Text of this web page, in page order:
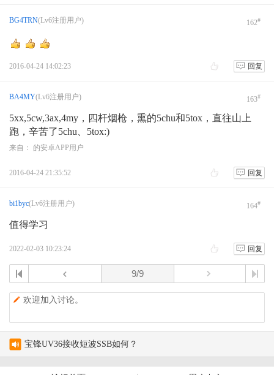
BG4TRN(Lv6注册用户) 162#
2016-04-24 14:02:23 回复
BA4MY(Lv6注册用户) 163#
5xx,5cw,3ax,4my，四杆烟枪，熏的5chu和5tox，直往山上
跑，辛苦了5chu、5tox:)
来自： 的安卓APP用户
2016-04-24 21:35:52 回复
bi1byc(Lv6注册用户) 164#
值得学习
2022-02-03 10:23:24 回复
欢迎加入讨论。
宝锋UV36接收短波SSB如何？
新人报到 请求激活 字母改为大写